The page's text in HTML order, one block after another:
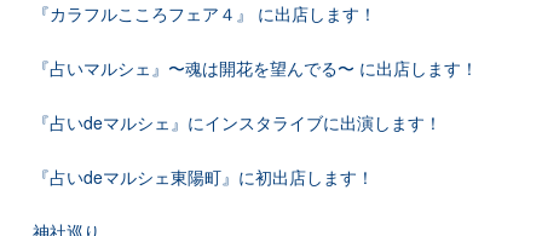
『カラフルこころフェア４』 に出店します！
『占いマルシェ』〜魂は開花を望んでる〜 に出店します！
『占いdeマルシェ』にインスタライブに出演します！
『占いdeマルシェ東陽町』に初出店します！